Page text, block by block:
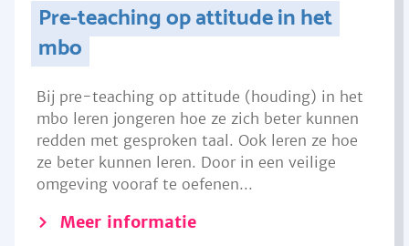
Pre-teaching op attitude in het
mbo
Bij pre-teaching op attitude (houding) in het
mbo leren jongeren hoe ze zich beter kunnen
redden met gesproken taal. Ook leren ze hoe
ze beter kunnen leren. Door in een veilige
omgeving vooraf te oefenen...
Meer informatie